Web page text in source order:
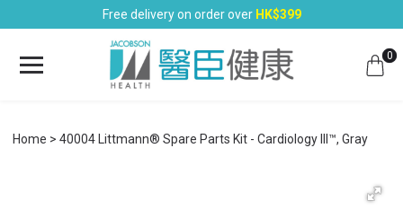
Free delivery on order over HK$399
0
Home 40004 Littmann® Spare Parts Kit - Cardiology III™, Gray